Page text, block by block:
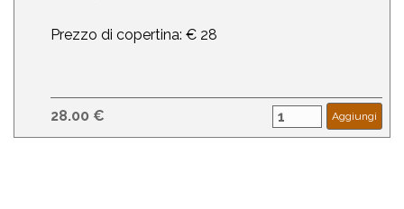
Prezzo di copertina: € 28
28.00 € Aggiungi